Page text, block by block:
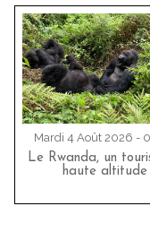
Mardi 4 Août 2026 -
Le Rwanda, un
haute altitude